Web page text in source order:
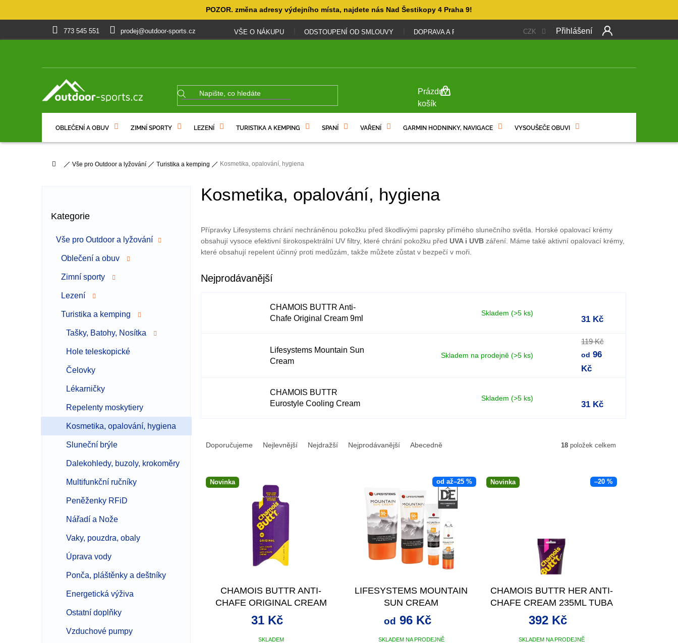
POZOR. změna adresy výdejního místa, najdete nás Nad Šestikopy 4 Praha 9!
773 545 551 prodej@outdoor-sports.cz VŠE O NÁKUPU ODSTOUPENÍ OD SMLOUVY DOPRAVA A PLATBA OBCHODNÍ PODMÍNKY PODMÍNKY OCHRANY
CZK Přihlášení
NÁKUPNÍ
KOŠÍK
Prázdný
košík
OBLEČENÍ A OBUV ZIMNÍ SPORTY LEZENÍ TURISTIKA A KEMPING SPANÍ VAŘENÍ GARMIN HODNINKY, NAVIGACE VYSOUŠEČE OBUVI
DomůVše pro Outdoor a lyžování Turistika a kemping Kosmetika, opalování, hygiena
Přeskočit
kategorie
Kategorie
Vše pro Outdoor a lyžování
Oblečení a obuv
Zimní sporty
Lezení
Turistika a kemping
Tašky, Batohy, Nosítka
Hole teleskopické
Čelovky
Lékarničky
Repelenty moskytiery
Kosmetika, opalování, hygiena
Sluneční brýle
Dalekohledy, buzoly, krokoměry
Multifunkční ručníky
Peněženky RFiD
Nářadí a Nože
Vaky, pouzdra, obaly
Úprava vody
Ponča, pláštěnky a deštníky
Energetická výživa
Ostatní doplňky
Vzduchové pumpy
Kosmetika, opalování, hygiena
Přípravky Lifesystems chrání nechráněnou pokožku před škodlivými paprsky přímého slunečního světla. Horské opalovací krémy
obsahují vysoce efektivní širokospektrální UV filtry, které chrání pokožku před UVA i UVB záření. Máme také aktivní opalovací krémy,
které obsahují repelent účinný proti medůzám, takže můžete zůstat v bezpečí v moři.
Nejprodávanější
CHAMOIS BUTTR Anti-
Chafe Original Cream 9ml
Skladem (>5 ks)
31 Kč
Lifesystems Mountain Sun
Cream
Skladem na prodejně (>5 ks)
119 Kč
od 96
Kč
CHAMOIS BUTTR
Eurostyle Cooling Cream
Skladem (>5 ks)
31 Kč
Doporučujeme Nejlevnější Nejdražší Nejprodávanější Abecedně 18 položek celkem
V Novinka
CHAMOIS BUTTR ANTI-
CHAFE ORIGINAL CREAM
9ML
SKLADEM
31 Kč
odaž–25 %
LIFESYSTEMS MOUNTAIN
SUN CREAM
SKLADEM NA PRODEJNĚ
od 96 Kč
Novinka –20 %
CHAMOIS BUTTR HER ANTI-
CHAFE CREAM 235ML TUBA
SKLADEM NA PRODEJNĚ
392 Kč